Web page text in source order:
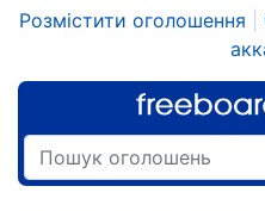
Розмістити оголошення